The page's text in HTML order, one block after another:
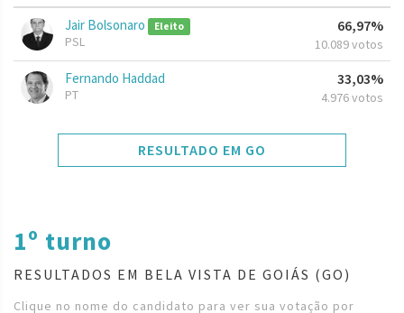
Jair Bolsonaro Eleito
PSL
66,97%
10.089 votos
Fernando Haddad
PT
33,03%
4.976 votos
RESULTADO EM GO
1º turno
RESULTADOS EM BELA VISTA DE GOIÁS (GO)
Clique no nome do candidato para ver sua votação por